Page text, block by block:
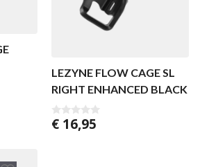
LEZYNE FLOW CAGE SL
RIGHT ENHANCED BLACK
0
v
€ 16,95